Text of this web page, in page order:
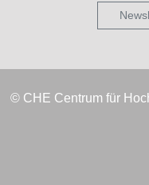
© CHE Centrum für